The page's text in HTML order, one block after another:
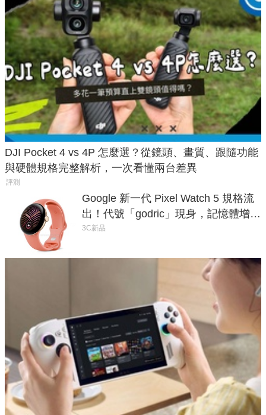
DJI Pocket 4 vs 4P 怎麼選？從鏡頭、畫質、跟隨功能
與硬體規格完整解析，一次看懂兩台差異
評測
Google 新一代 Pixel Watch 5 規格流
出！代號「godric」現身，記憶體增強
鎖定 AI 應用
3C新品